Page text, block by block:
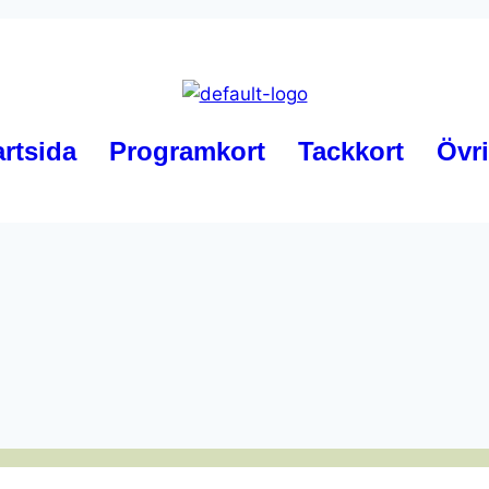
Programkort Tackkort